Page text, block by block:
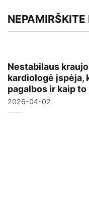
Nestabilaus
kardiologė įspėja,
pagalbos ir kaip
2026-04-02